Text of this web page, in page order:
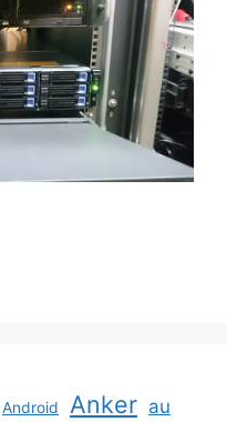
Android Anker au